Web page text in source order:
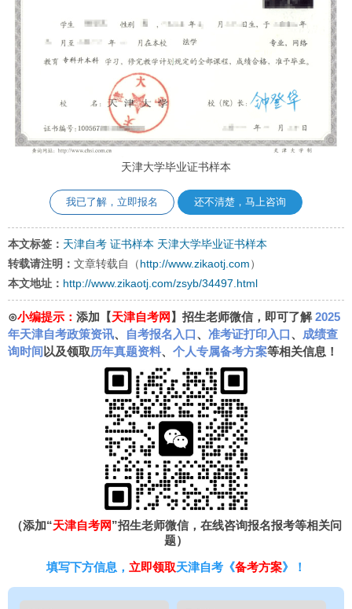
天津大学毕业证书样本
我已了解，立即报名 还不清楚，马上咨询
本文标签： 天津自考 证书样本 天津大学毕业证书样本
转载请注明： 文章转载自（ http://www.zikaotj.com ）
本文地址： http://www.zikaotj.com/zsyb/34497.html
⊙小编提示： 添加【天津自考网 】招生老师微信，即可了解2025
年天津自考政策资讯、 自考报名入口、 准考证打印入口、 成绩查
询时间 以及领取历年真题资料、 个人专属备考方案等相关信息！
（添加“天津自考网”招生老师微信，在线咨询报名报考等相关问
题）
填写下方信息， 立即领取天津自考《备考方案》！